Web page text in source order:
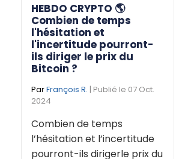
HEBDO CRYPTO 🌎
Combien de temps
l'hésitation et
l'incertitude pourront-
ils diriger le prix du
Bitcoin ?
ParFrançois R. | Publié le 07 Oct.
2024
Combien de temps
l’hésitation et l’incertitude
pourront-ils dirigerle prix du